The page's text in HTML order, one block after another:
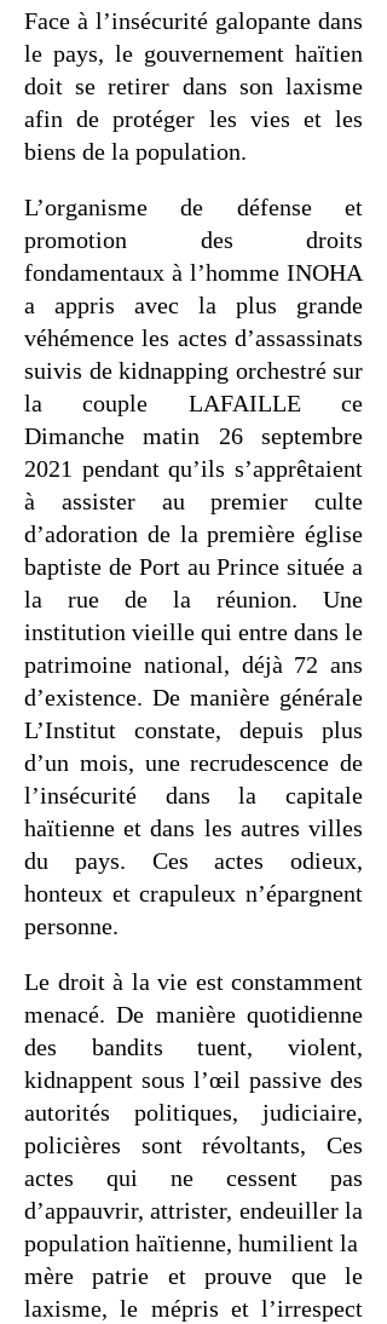
Face à l’insécurité galopante dans
le pays, le gouvernement haïtien
doit se retirer dans son laxisme
afin de protéger les vies et les
biens de la population.
L’organisme de défense et
promotion des droits
fondamentaux à l’homme INOHA
a appris avec la plus grande
véhémence les actes d’assassinats
suivis de kidnapping orchestré sur
la couple LAFAILLE ce
Dimanche matin 26 septembre
2021 pendant qu’ils s’apprêtaient
à assister au premier culte
d’adoration de la première église
baptiste de Port au Prince située a
la rue de la réunion. Une
institution vieille qui entre dans le
patrimoine national, déjà 72 ans
d’existence. De manière générale
L’Institut constate, depuis plus
d’un mois, une recrudescence de
l’insécurité dans la capitale
haïtienne et dans les autres villes
du pays. Ces actes odieux,
honteux et crapuleux n’épargnent
personne.
Le droit à la vie est constamment
menacé. De manière quotidienne
des bandits tuent, violent,
kidnappent sous l’œil passive des
autorités politiques, judiciaire,
policières sont révoltants, Ces
actes qui ne cessent pas
d’appauvrir, attrister, endeuiller la
population haïtienne, humilient la
mère patrie et prouve que le
laxisme, le mépris et l’irrespect